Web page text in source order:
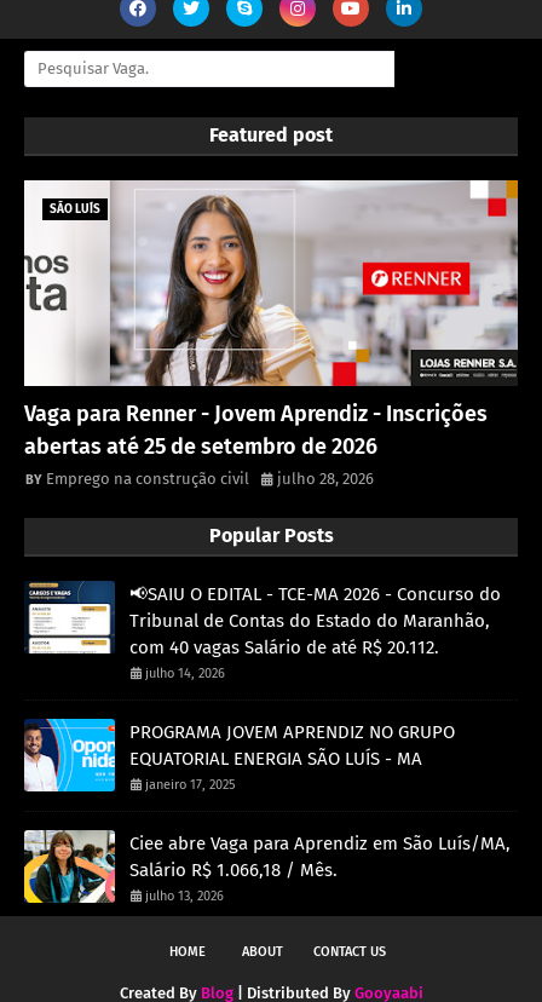
Featured post
SÃO LUÍS
Vaga para Renner - Jovem Aprendiz - Inscrições
abertas até 25 de setembro de 2026
Emprego na construção civil julho 28, 2026
Popular Posts
📢SAIU O EDITAL - TCE-MA 2026 - Concurso do
Tribunal de Contas do Estado do Maranhão,
com 40 vagas Salário de até R$ 20.112.
julho 14, 2026
PROGRAMA JOVEM APRENDIZ NO GRUPO
EQUATORIAL ENERGIA SÃO LUÍS - MA
janeiro 17, 2025
Ciee abre Vaga para Aprendiz em São Luís/MA,
Salário R$ 1.066,18 / Mês.
julho 13, 2026
HOME ABOUT CONTACT US
Created By Blog| Distributed By Gooyaabi